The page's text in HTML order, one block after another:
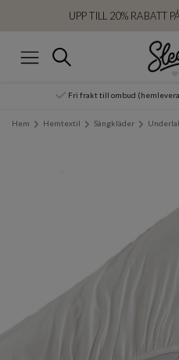
UPP TILL 20% RABATT
Sök
Fri frakt till ombud
Hem Hemtextil Sängkläder